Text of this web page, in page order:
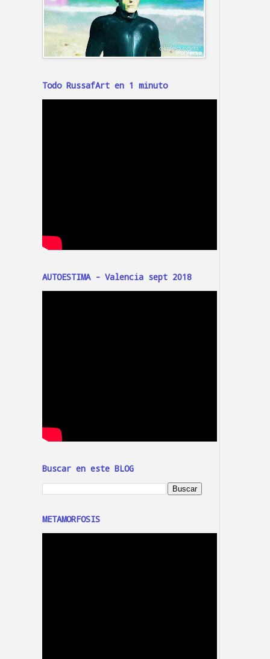
Todo RussafArt en 1 minuto
AUTOESTIMA - Valencia sept 2018
Buscar en este BLOG
METAMORFOSIS